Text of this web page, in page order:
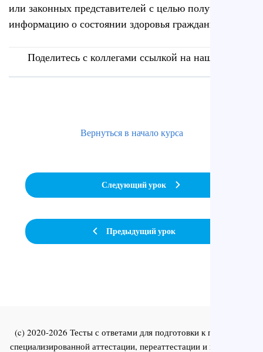
или законных представителей с целью получить
информацию о состоянии здоровья гражданина (+)
Поделитесь с коллегами ссылкой на наш сайт
Предыдущий урок
Вернуться в начало курса
Следующий урок
(c) 2020-2026 Тесты с ответами для подготовки к первичной
специализированной аттестации, переаттестации и повышения